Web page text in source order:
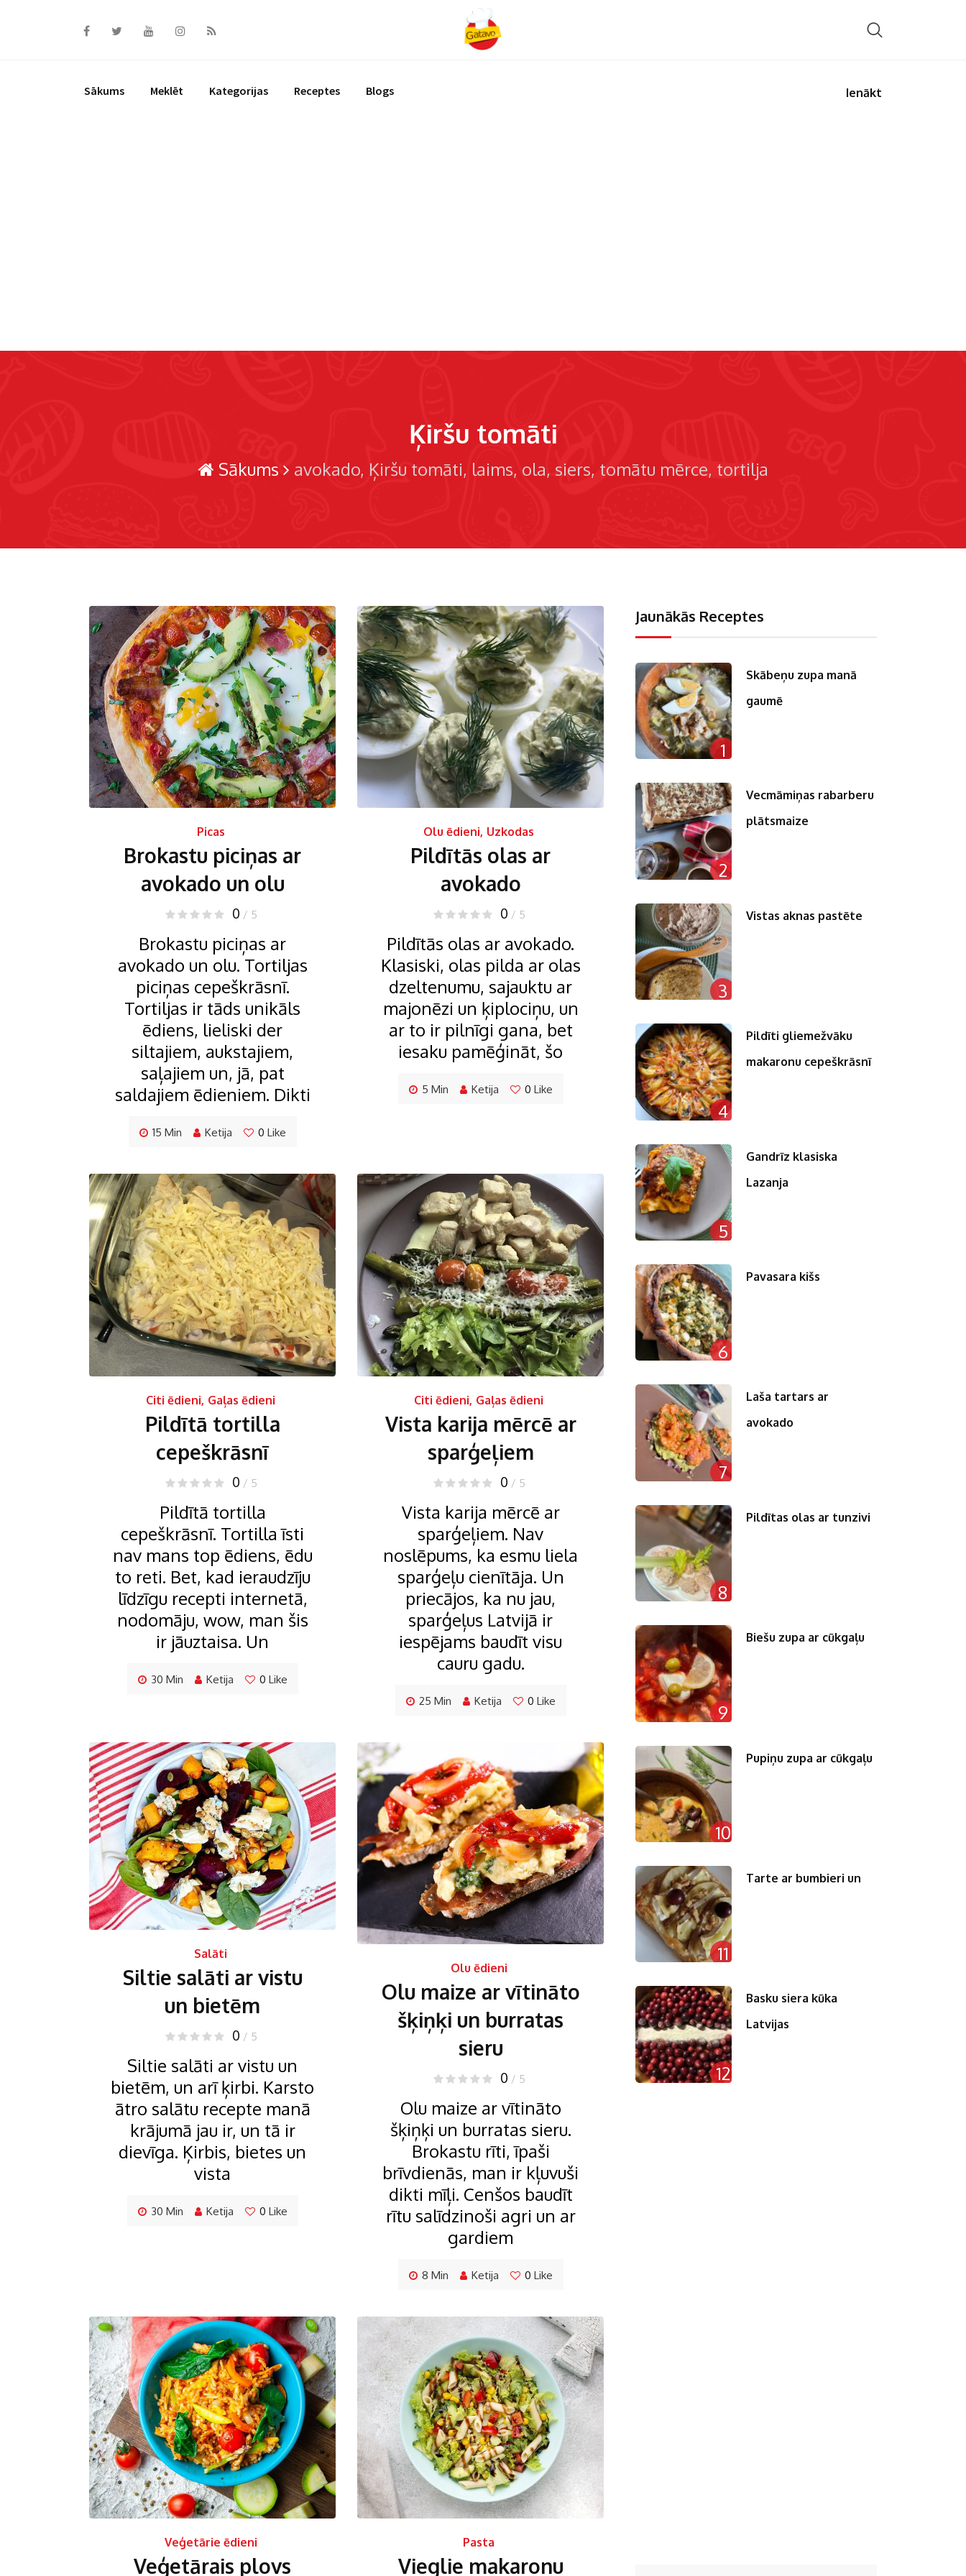
Sākums Meklēt Kategorijas Receptes Blogs Ienākt
Ķiršu tomāti
Sākums avokado Ķiršu tomāti laims ola siers tomātu mērce tortilja
Picas
Brokastu piciņas ar
avokado un olu
0 / 5
Brokastu piciņas ar
avokado un olu. Tortiljas
piciņas cepeškrāsnī.
Tortiljas ir tāds unikāls
ēdiens, lieliski der
siltajiem, aukstajiem,
saļajiem un, jā, pat
saldajiem ēdieniem. Dikti
15 Min Ketija 0 Like
Olu ēdieni, Uzkodas
Pildītās olas ar
avokado
0 / 5
Pildītās olas ar avokado.
Klasiski, olas pilda ar olas
dzeltenumu, sajauktu ar
majonēzi un ķiplociņu, un
ar to ir pilnīgi gana, bet
iesaku pamēģināt, šo
5 Min Ketija 0 Like
Citi ēdieni, Gaļas ēdieni
Pildītā tortilla
cepeškrāsnī
0 / 5
Pildītā tortilla
cepeškrāsnī. Tortilla īsti
nav mans top ēdiens, ēdu
to reti. Bet, kad ieraudzīju
līdzīgu recepti internetā,
nodomāju, wow, man šis
ir jāuztaisa. Un
30 Min Ketija 0 Like
Citi ēdieni, Gaļas ēdieni
Vista karija mērcē ar
sparģeļiem
0 / 5
Vista karija mērcē ar
sparģeļiem. Nav
noslēpums, ka esmu liela
sparģeļu cienītāja. Un
priecājos, ka nu jau,
sparģeļus Latvijā ir
iespējams baudīt visu
cauru gadu.
25 Min Ketija 0 Like
Salāti
Siltie salāti ar vistu
un bietēm
0 / 5
Siltie salāti ar vistu un
bietēm, un arī ķirbi. Karsto
ātro salātu recepte manā
krājumā jau ir, un tā ir
dievīga. Ķirbis, bietes un
vista
30 Min Ketija 0 Like
Olu ēdieni
Olu maize ar vītināto
šķiņķi un burratas
sieru
0 / 5
Olu maize ar vītināto
šķiņķi un burratas sieru.
Brokastu rīti, īpaši
brīvdienās, man ir kļuvuši
dikti mīļi. Cenšos baudīt
rītu salīdzinoši agri un ar
gardiem
8 Min Ketija 0 Like
Veģetārie ēdieni
Veģetārais plovs
Pasta
Vieglie makaronu
Jaunākās Receptes
1
Skābeņu zupa manā
gaumē
2
Vecmāmiņas rabarberu
plātsmaize
3
Vistas aknas pastēte
4
Pildīti gliemežvāku
makaronu cepeškrāsnī
5
Gandrīz klasiska
Lazanja
6
Pavasara kišs
7
Laša tartars ar
avokado
8
Pildītas olas ar tunzivi
9
Biešu zupa ar cūkgaļu
10
Pupiņu zupa ar cūkgaļu
11
Tarte ar bumbieri un
12
Basku siera kūka
Latvijas